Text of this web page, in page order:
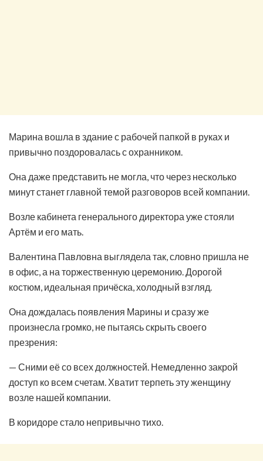
Марина вошла в здание с рабочей папкой в руках и
привычно поздоровалась с охранником.
Она даже представить не могла, что через несколько
минут станет главной темой разговоров всей компании.
Возле кабинета генерального директора уже стояли
Артём и его мать.
Валентина Павловна выглядела так, словно пришла не
в офис, а на торжественную церемонию. Дорогой
костюм, идеальная причёска, холодный взгляд.
Она дождалась появления Марины и сразу же
произнесла громко, не пытаясь скрыть своего
презрения:
— Сними её со всех должностей. Немедленно закрой
доступ ко всем счетам. Хватит терпеть эту женщину
возле нашей компании.
В коридоре стало непривычно тихо.